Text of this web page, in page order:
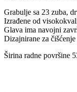
Grabulje sa 23 zuba,
Izrađene od
Glava ima navojni
Dizajnirane za
Širina radne površine